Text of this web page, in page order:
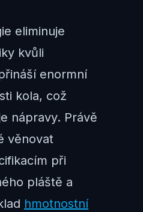
eliminuje
kvůli
enormní
kola, což
nápravy. Právě
věnovat
při
pláště a
hmotnostní